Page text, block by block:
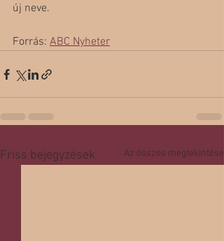
új neve.
Forrás: ABC Nyheter
Friss bejegyzések Az összes megtekintése